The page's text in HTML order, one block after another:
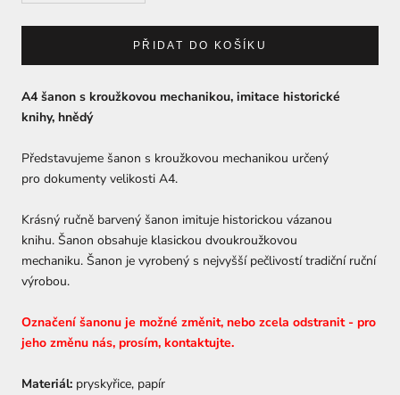
PŘIDAT DO KOŠÍKU
A4 šanon s kroužkovou mechanikou, imitace historické
knihy, hnědý
Představujeme šanon s kroužkovou mechanikou určený
pro dokumenty velikosti A4.
Krásný ručně barvený šanon imituje historickou vázanou
knihu. Šanon obsahuje klasickou dvoukroužkovou
mechaniku. Šanon je vyrobený s nejvyšší pečlivostí tradiční ruční
výrobou.
Označení šanonu je možné změnit, nebo zcela odstranit - pro
jeho změnu nás, prosím, kontaktujte.
Materiál: pryskyřice, papír